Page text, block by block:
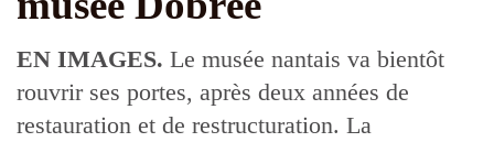
EN IMAGES. Le musée nantais va bientôt
rouvrir ses portes, après deux années de
restauration et de restructuration. La